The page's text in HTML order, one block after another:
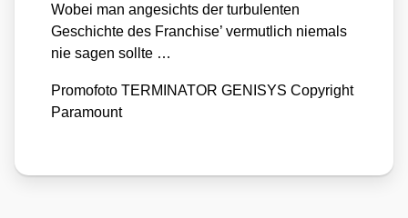
Wobei man ange­sichts der tur­bu­len­ten
Geschich­te des Fran­chise’ ver­mut­lich nie­mals
nie sagen soll­te …
Pro­mo­fo­to TERMINATOR GENISYS Copy­right
Para­mount